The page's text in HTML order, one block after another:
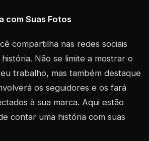
com Suas Fotos
compartilha nas redes sociais
Não se limite a mostrar o
trabalho, mas também destaque
os seguidores e os fará
à sua marca. Aqui estão
contar uma história com suas